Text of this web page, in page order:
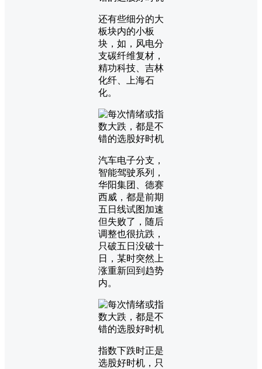
还有些细分的大
板块内的小板
块，如，风电分
支碳纤维复材，
精功科技、吉林
化纤、上海石
化。
汽车电子分支，
智能驾驶系列，
华阳集团、德赛
西威，都是前期
五日线试图加速
但失败了，随后
调整也很抗跌，
只破五日没破十
日，某时突然上
涨重新回到趋势
内。
指数下跌时正是
选股好时机，只